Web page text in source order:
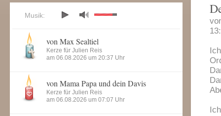
Musik:
von Max Sealtiel
Kerze für Julien Reis
am 06.08.2026 um 20:37 Uhr
von Mama Papa und dein Davis
Kerze für Julien Reis
am 06.08.2026 um 07:07 Uhr